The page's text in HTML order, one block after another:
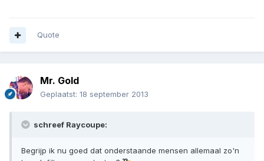
Quote
Mr. Gold
Geplaatst: 18 september 2013
schreef Raycoupe:
Begrijp ik nu goed dat onderstaande mensen allemaal zo'n